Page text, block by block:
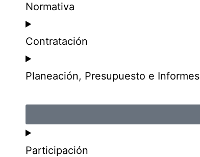
Normativa
Contratación
Planeación, Presupuesto e Informes
Participación